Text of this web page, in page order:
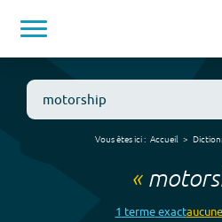
Vous êtes ici : Accueil
«
1 termeexactaucune